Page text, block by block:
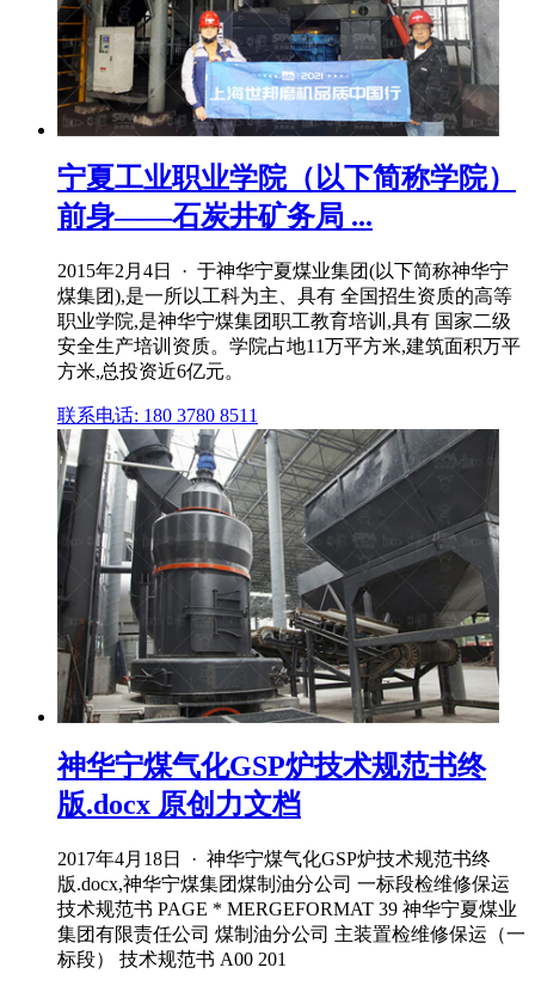
宁夏工业职业学院（以下简称学院）
前身——石炭井矿务局 ...
2015年2月4日 · 于神华宁夏煤业集团(以下简称神华宁
煤集团),是一所以工科为主、具有 全国招生资质的高等
职业学院,是神华宁煤集团职工教育培训,具有 国家二级
安全生产培训资质。学院占地11万平方米,建筑面积万平
方米,总投资近6亿元。
联系电话: 180 3780 8511
神华宁煤气化GSP炉技术规范书终
版.docx 原创力文档
2017年4月18日 · 神华宁煤气化GSP炉技术规范书终
版.docx,神华宁煤集团煤制油分公司 一标段检维修保运
技术规范书 PAGE * MERGEFORMAT 39 神华宁夏煤业
集团有限责任公司 煤制油分公司 主装置检维修保运（一
标段） 技术规范书 A00 201